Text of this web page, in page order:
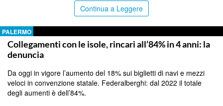
Continua a Leggere
PALERMO
Collegamenti con le isole, rincari all’84% in 4 anni: la
denuncia
Da oggi in vigore l’aumento del 18% sui biglietti di navi e mezzi
veloci in convenzione statale. Federalberghi: dal 2022 il totale
degli aumenti è dell’84%.